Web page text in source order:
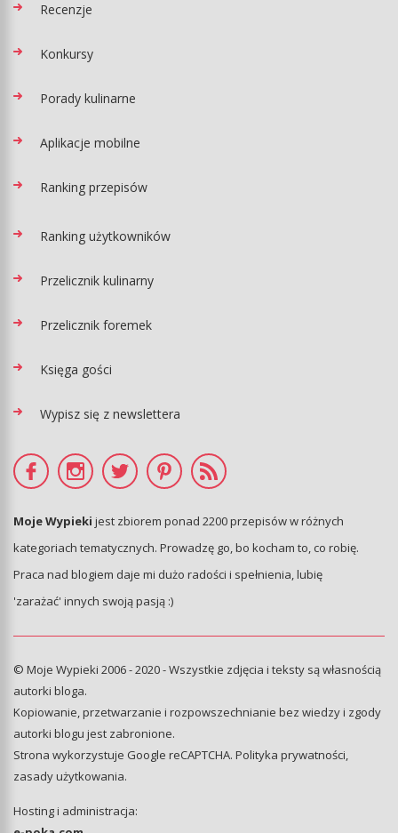
Recenzje
Konkursy
Porady kulinarne
Aplikacje mobilne
Ranking przepisów
Ranking użytkowników
Przelicznik kulinarny
Przelicznik foremek
Księga gości
Wypisz się z newslettera
Moje Wypieki jest zbiorem ponad 2200 przepisów w różnych
kategoriach tematycznych. Prowadzę go, bo kocham to, co robię.
Praca nad blogiem daje mi dużo radości i spełnienia, lubię
'zarażać' innych swoją pasją :)
© Moje Wypieki 2006 - 2020 - Wszystkie zdjęcia i teksty są własnością
autorki bloga.
Kopiowanie, przetwarzanie i rozpowszechnianie bez wiedzy i zgody
autorki blogu jest zabronione.
Strona wykorzystuje Google reCAPTCHA. Polityka prywatności,
zasady użytkowania.
Hosting i administracja: